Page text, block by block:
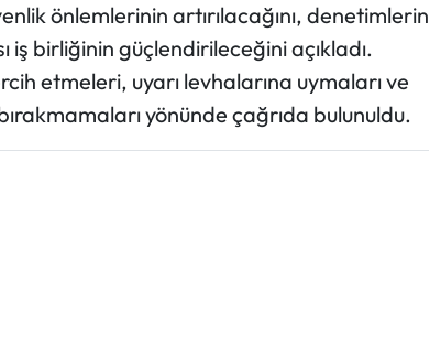
önlemlerinin artırılacağını, denetimlerin
birliğinin güçlendirileceğini açıkladı.
etmeleri, uyarı levhalarına uymaları ve
yönünde çağrıda bulunuldu.